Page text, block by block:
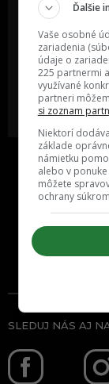
Oslov reklamou
ľudí v rôznych
kategóriách a
sociálnych sieťach a
biznis alebo
MÁM
SLEDUJ NÁS AJ
Ďalšie
Vaše osobné
zariadenia
údaje o
225 partnermi
využívané
partneri
si zoznam
Niektorí
základe
námietku
alebo v
môžete
ochrany